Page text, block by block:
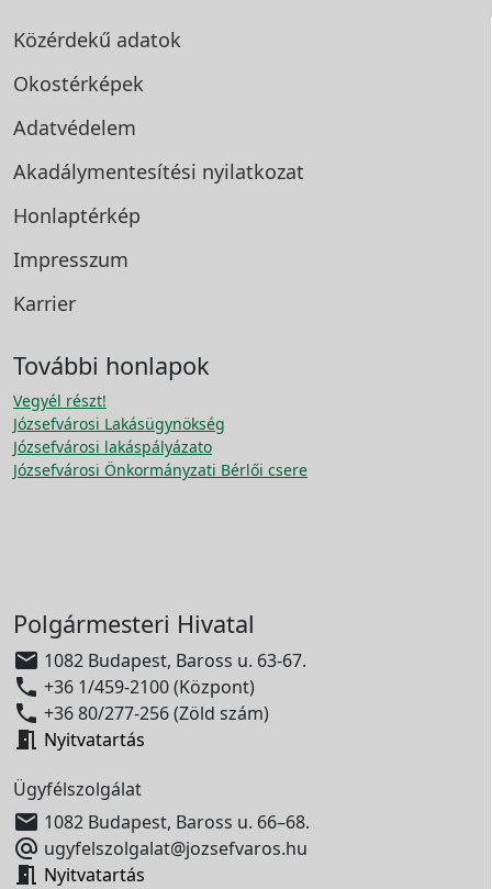
Közérdekű adatok
Okostérképek
Adatvédelem
Akadálymentesítési nyilatkozat
Honlaptérkép
Impresszum
Karrier
További honlapok
Vegyél részt!
Józsefvárosi Lakásügynökség
Józsefvárosi lakáspályázato
Józsefvárosi Önkormányzati Bérlői csere
Polgármesteri Hivatal
 1082 Budapest, Baross u. 63-67.
 +36 1/459-2100 (Központ)
 +36 80/277-256 (Zöld szám)
 Nyitvatartás
Ügyfélszolgálat
 1082 Budapest, Baross u. 66–68.
 ugyfelszolgalat@jozsefvaros.hu
 Nyitvatartás